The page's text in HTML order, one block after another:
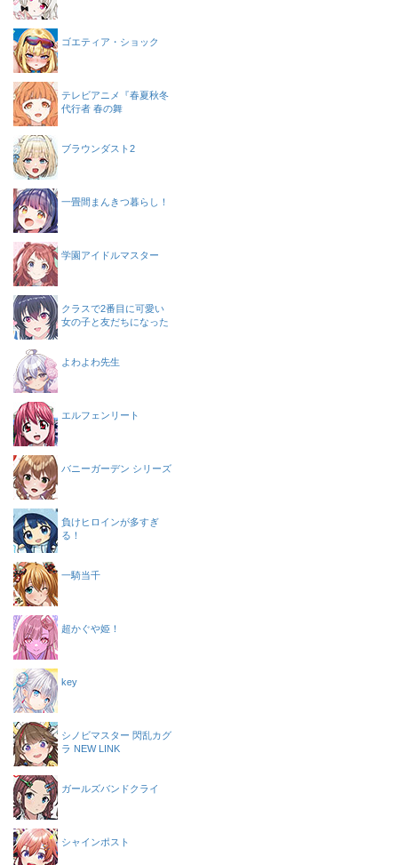
ゴエティア・ショック
テレビアニメ『春夏秋冬
代行者 春の舞
ブラウンダスト2
一畳間まんきつ暮らし！
学園アイドルマスター
クラスで2番目に可愛い
女の子と友だちになった
よわよわ先生
エルフェンリート
バニーガーデン シリーズ
負けヒロインが多すぎ
る！
一騎当千
超かぐや姫！
key
シノビマスター 閃乱カグ
ラ NEW LINK
ガールズバンドクライ
シャインポスト